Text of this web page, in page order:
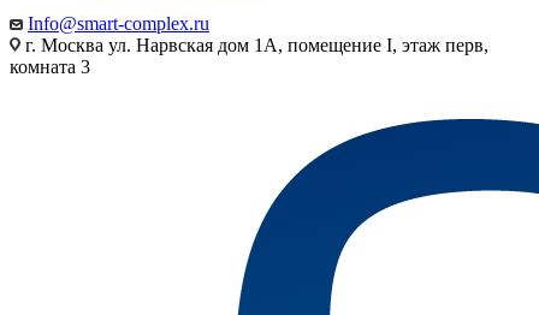
Info@smart-complex.ru
г. Москва ул. Нарвская дом 1А, помещение I, этаж перв,
комната 3